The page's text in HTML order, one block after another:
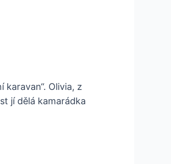
Olivia, z
jí dělá kamarádka